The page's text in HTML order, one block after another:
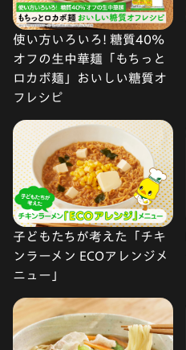
使い方いろいろ! 糖質40%
オフの生中華麺「もちっと
ロカボ麺」おいしい糖質オ
フレシピ
子どもたちが考えた「チキ
ンラーメン ECOアレンジメ
ニュー」